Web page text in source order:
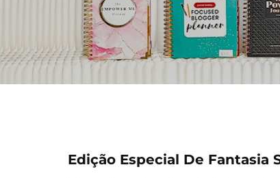
Edição Especial De Fantasia